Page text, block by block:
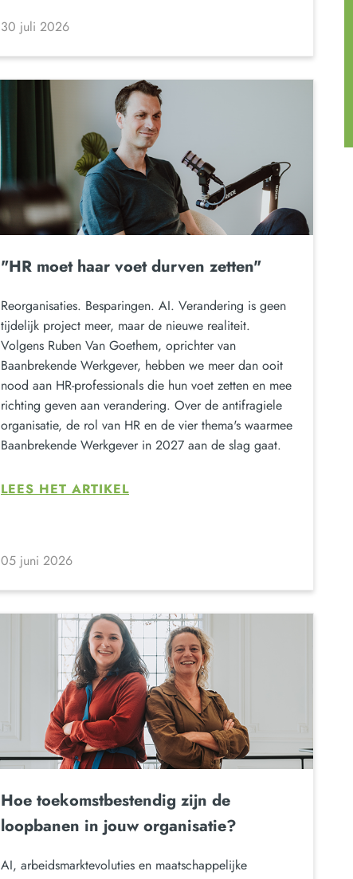
30 juli 2026
"HR moet haar voet durven zetten"
Reorganisaties. Besparingen. AI. Verandering is geen
tijdelijk project meer, maar de nieuwe realiteit.
Volgens Ruben Van Goethem, oprichter van
Baanbrekende Werkgever, hebben we meer dan ooit
nood aan HR-professionals die hun voet zetten en mee
richting geven aan verandering. Over de antifragiele
organisatie, de rol van HR en de vier thema's waarmee
Baanbrekende Werkgever in 2027 aan de slag gaat.
LEES HET ARTIKEL
05 juni 2026
Hoe toekomstbestendig zijn de
loopbanen in jouw organisatie?
AI, arbeidsmarktevoluties en maatschappelijke